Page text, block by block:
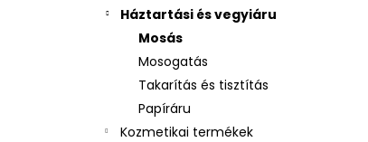
Háztartási és vegyiáru
Mosás
Mosogatás
Takarítás és tisztítás
Papíráru
Kozmetikai termékek